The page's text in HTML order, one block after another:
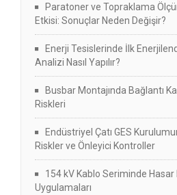
Paratoner ve Topraklama
Etkisi: Sonuçlar Neden Değişir?
Enerji Tesislerinde İlk
Analizi Nasıl Yapılır?
Busbar Montajında Bağlantı
Riskleri
Endüstriyel Çatı GES
Riskler ve Önleyici Kontroller
154 kV Kablo Seriminde
Uygulamaları